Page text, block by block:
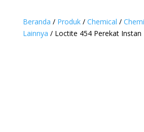
Beranda / Produk/ Chemical /
Lainnya / Loctite 454 Perekat Instan